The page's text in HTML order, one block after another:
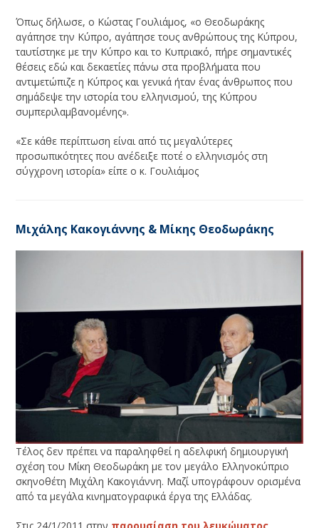
Όπως δήλωσε, ο Κώστας Γουλιάμος, «ο Θεοδωράκης
αγάπησε την Κύπρο, αγάπησε τους ανθρώπους της Κύπρου,
ταυτίστηκε με την Κύπρο και το Κυπριακό, πήρε σημαντικές
θέσεις εδώ και δεκαετίες πάνω στα προβλήματα που
αντιμετώπιζε η Κύπρος και γενικά ήταν ένας άνθρωπος που
σημάδεψε την ιστορία του ελληνισμού, της Κύπρου
συμπεριλαμβανομένης».
«Σε κάθε περίπτωση είναι από τις μεγαλύτερες
προσωπικότητες που ανέδειξε ποτέ ο ελληνισμός στη
σύγχρονη ιστορία» είπε ο κ. Γουλιάμος
Μιχάλης Κακογιάννης & Μίκης Θεοδωράκης
Τέλος δεν πρέπει να παραληφθεί η αδελφική δημιουργική
σχέση του Μίκη Θεοδωράκη με τον μεγάλο Ελληνοκύπριο
σκηνοθέτη Μιχάλη Κακογιάννη. Μαζί υπογράφουν ορισμένα
από τα μεγάλα κινηματογραφικά έργα της Ελλάδας.